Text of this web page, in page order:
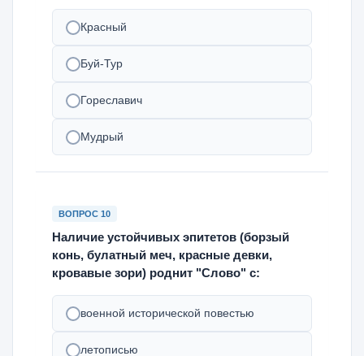
Красный
Буй-Тур
Гореславич
Мудрый
ВОПРОС 10
Наличие устойчивых эпитетов (борзый
конь, булатный меч, красные девки,
кровавые зори) роднит "Слово" с:
военной исторической повестью
летописью